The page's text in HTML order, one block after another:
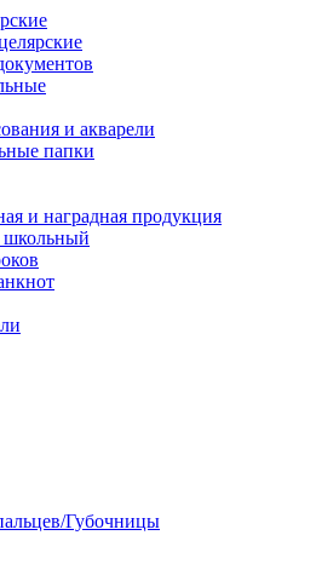
и акварели
папки
и наградная продукция
школьный
Губочницы